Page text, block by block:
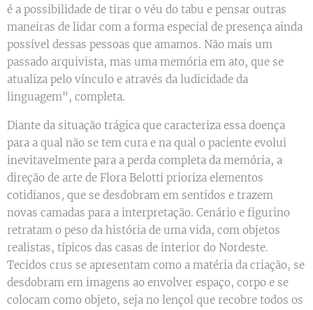
é a possibilidade de tirar o véu do tabu e pensar outras
maneiras de lidar com a forma especial de presença ainda
possível dessas pessoas que amamos. Não mais um
passado arquivista, mas uma memória em ato, que se
atualiza pelo vínculo e através da ludicidade da
linguagem", completa.
Diante da situação trágica que caracteriza essa doença
para a qual não se tem cura e na qual o paciente evolui
inevitavelmente para a perda completa da memória, a
direção de arte de Flora Belotti prioriza elementos
cotidianos, que se desdobram em sentidos e trazem
novas camadas para a interpretação. Cenário e figurino
retratam o peso da história de uma vida, com objetos
realistas, típicos das casas de interior do Nordeste.
Tecidos crus se apresentam como a matéria da criação, se
desdobram em imagens ao envolver espaço, corpo e se
colocam como objeto, seja no lençol que recobre todos os